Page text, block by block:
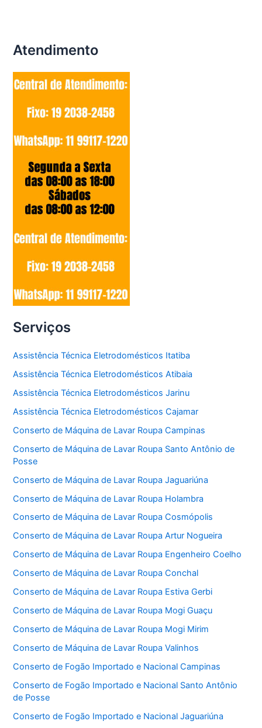
Atendimento
Serviços
Assistência Técnica Eletrodomésticos Itatiba
Assistência Técnica Eletrodomésticos Atibaia
Assistência Técnica Eletrodomésticos Jarinu
Assistência Técnica Eletrodomésticos Cajamar
Conserto de Máquina de Lavar Roupa Campinas
Conserto de Máquina de Lavar Roupa Santo Antônio de
Posse
Conserto de Máquina de Lavar Roupa Jaguariúna
Conserto de Máquina de Lavar Roupa Holambra
Conserto de Máquina de Lavar Roupa Cosmópolis
Conserto de Máquina de Lavar Roupa Artur Nogueira
Conserto de Máquina de Lavar Roupa Engenheiro Coelho
Conserto de Máquina de Lavar Roupa Conchal
Conserto de Máquina de Lavar Roupa Estiva Gerbi
Conserto de Máquina de Lavar Roupa Mogi Guaçu
Conserto de Máquina de Lavar Roupa Mogi Mirim
Conserto de Máquina de Lavar Roupa Valinhos
Conserto de Fogão Importado e Nacional Campinas
Conserto de Fogão Importado e Nacional Santo Antônio
de Posse
Conserto de Fogão Importado e Nacional Jaguariúna